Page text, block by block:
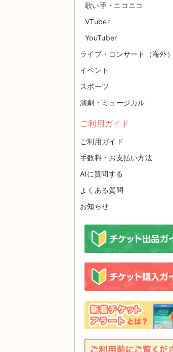
歌い手・ニコニコ
VTuber
YouTuber
ライブ・コンサート（海外）
イベント
スポーツ
演劇・ミュージカル
ご利用ガイド
ご利用ガイド
手数料・お支払い方法
AIに質問する
よくある質問
お知らせ